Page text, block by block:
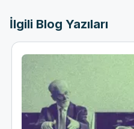
İlgili Blog Yazıları